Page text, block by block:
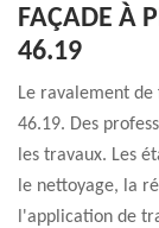
FAÇADE À
46.19
Le ravalement de
46.19. Des
les travaux. Les
le nettoyage, la
l'application de